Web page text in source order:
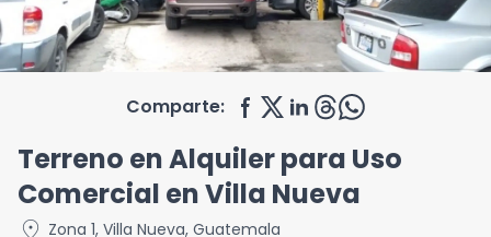
Comparte:
Terreno en Alquiler para Uso
Comercial en Villa Nueva
location_on Zona 1, Villa Nueva, Guatemala